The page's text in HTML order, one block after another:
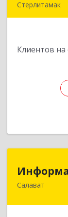
Стерлитамак
Клиентов
Салават